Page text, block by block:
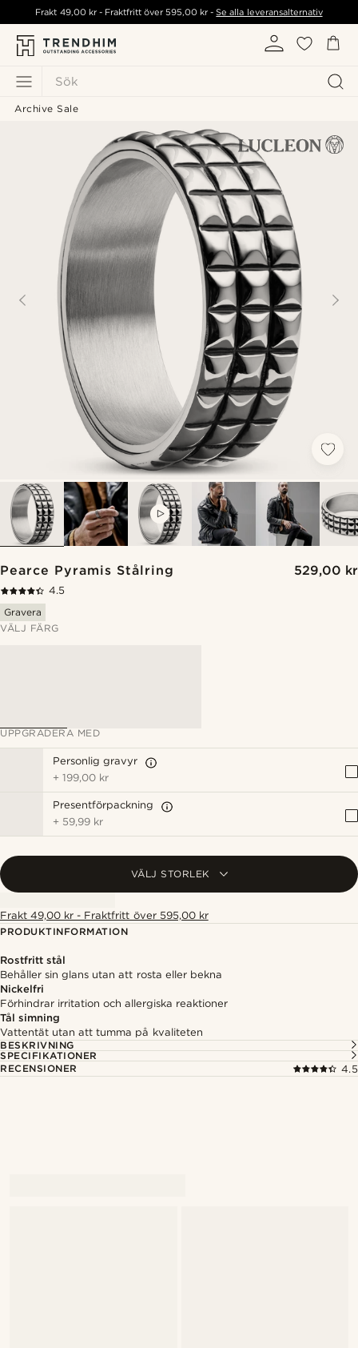
Sök
Frakt 49,00 kr- Fraktfritt över595,00 kr -Se alla leveransalternativ
Archive Sale
VIDEO
Pearce Pyramis Stålring 529,00 kr
4.5
Gravera
VÄLJ FÄRG
UPPGRADERA MED
Personlig gravyr
+199,00 kr
Presentförpackning
+ 59,99 kr
VÄLJ STORLEK
Frakt 49,00 kr - Fraktfritt över 595,00 kr
PRODUKTINFORMATION
Rostfritt stål
Behåller sin glans utan att rosta eller bekna
Nickelfri
Förhindrar irritation och allergiska reaktioner
Tål simning
Vattentät utan att tumma på kvaliteten
BESKRIVNING
SPECIFIKATIONER
RECENSIONER
4.5